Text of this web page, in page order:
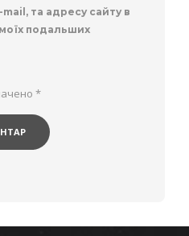
та адресу сайту в
подальших
*